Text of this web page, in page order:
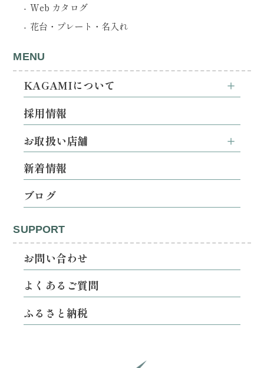
Web カタログ
花台・プレート・名入れ
MENU
KAGAMIについて
採用情報
お取扱い店舗
新着情報
ブログ
SUPPORT
お問い合わせ
よくあるご質問
ふるさと納税